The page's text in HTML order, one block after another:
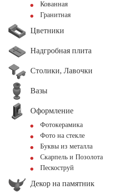
Кованная
Гранитная
Цветники
Надгробная плита
Столики, Лавочки
Вазы
Оформление
Фотокерамика
Фото на стекле
Буквы из металла
Скарпель и Позолота
Пескоструй
Декор на памятник